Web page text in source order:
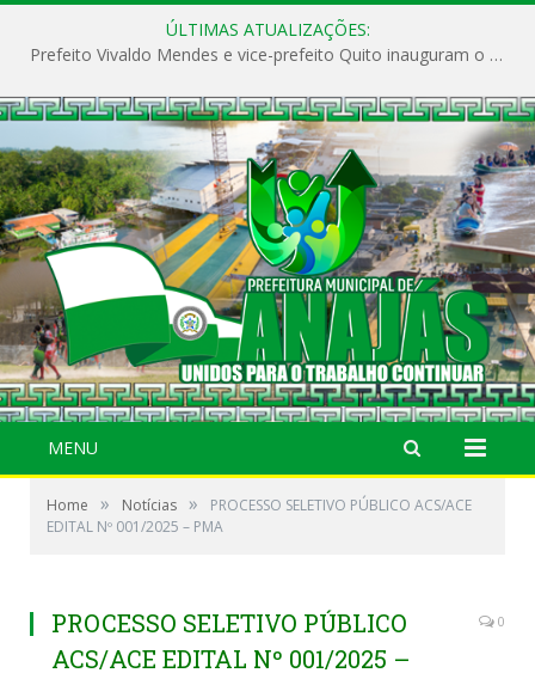
ÚLTIMAS ATUALIZAÇÕES:
Prefeito Vivaldo Mendes e vice-prefeito Quito inauguram o CAPS e fortalecem a saúde pública em Anajás.
MENU
Home » Notícias »
PROCESSO SELETIVO PÚBLICO ACS/ACE
EDITAL Nº 001/2025 – PMA
PROCESSO SELETIVO PÚBLICO
ACS/ACE EDITAL Nº 001/2025 –
0